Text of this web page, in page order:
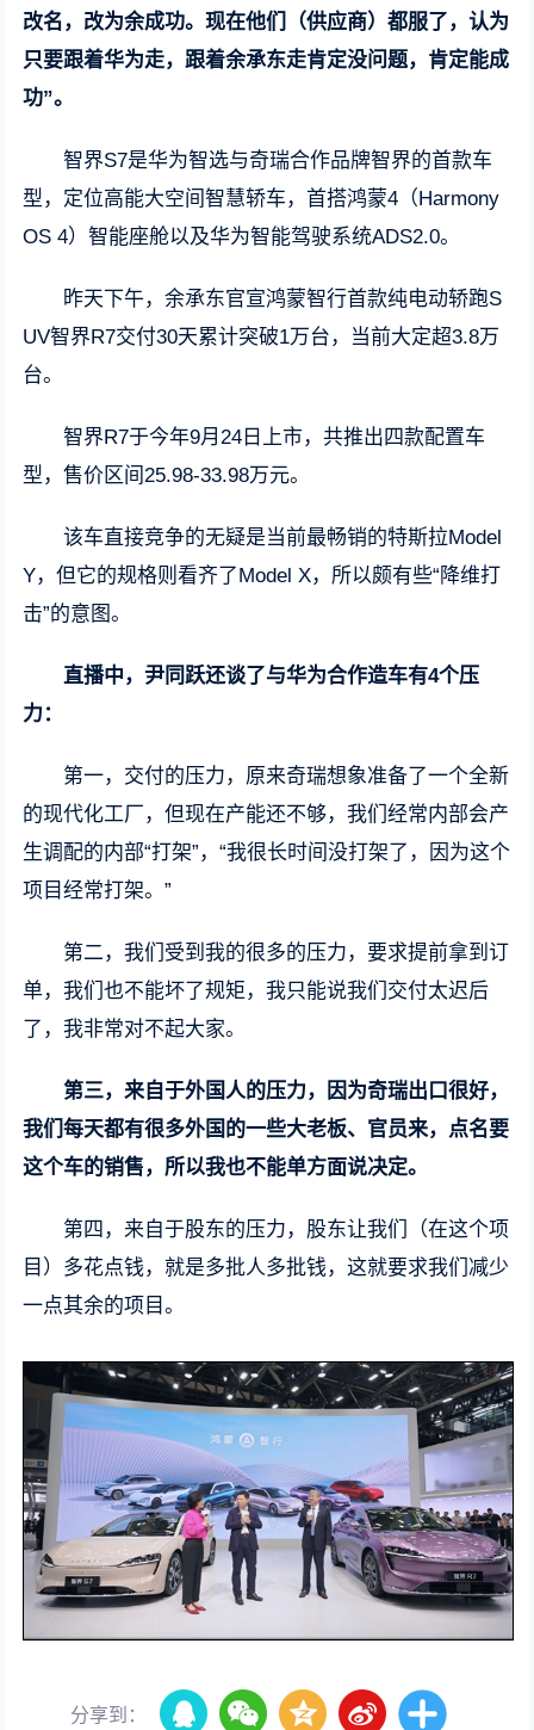
改名，改为余成功。现在他们（供应商）都服了，认为
只要跟着华为走，跟着余承东走肯定没问题，肯定能成
功”。
智界S7是华为智选与奇瑞合作品牌智界的首款车
型，定位高能大空间智慧轿车，首搭鸿蒙4（Harmony
OS 4）智能座舱以及华为智能驾驶系统ADS2.0。
昨天下午，余承东官宣鸿蒙智行首款纯电动轿跑S
UV智界R7交付30天累计突破1万台，当前大定超3.8万
台。
智界R7于今年9月24日上市，共推出四款配置车
型，售价区间25.98-33.98万元。
该车直接竞争的无疑是当前最畅销的特斯拉Model
Y，但它的规格则看齐了Model X，所以颇有些“降维打
击”的意图。
直播中，尹同跃还谈了与华为合作造车有4个压
力：
第一，交付的压力，原来奇瑞想象准备了一个全新
的现代化工厂，但现在产能还不够，我们经常内部会产
生调配的内部“打架”，“我很长时间没打架了，因为这个
项目经常打架。”
第二，我们受到我的很多的压力，要求提前拿到订
单，我们也不能坏了规矩，我只能说我们交付太迟后
了，我非常对不起大家。
第三，来自于外国人的压力，因为奇瑞出口很好，
我们每天都有很多外国的一些大老板、官员来，点名要
这个车的销售，所以我也不能单方面说决定。
第四，来自于股东的压力，股东让我们（在这个项
目）多花点钱，就是多批人多批钱，这就要求我们减少
一点其余的项目。
分享到：